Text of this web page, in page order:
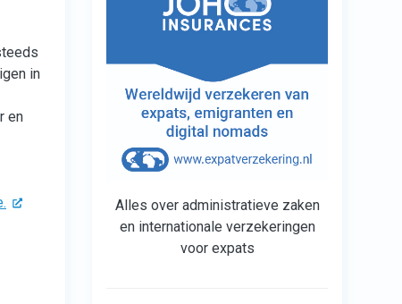
in
en
Alles over administratieve zaken
en internationale verzekeringen
voor expats